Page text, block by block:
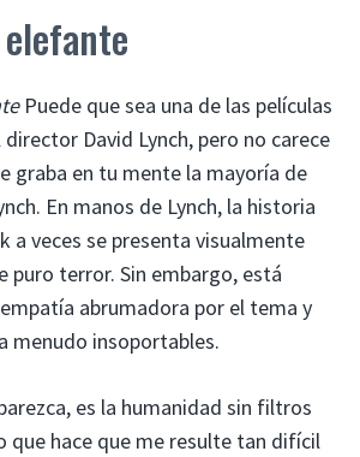
Puede que sea una de las películas
David Lynch, pero no carece
graba en tu mente la mayoría de
En manos de Lynch, la historia
a veces se presenta visualmente
puro terror. Sin embargo, está
abrumadora por el tema y
menudo insoportables.
es la humanidad sin filtros
que hace que me resulte tan difícil